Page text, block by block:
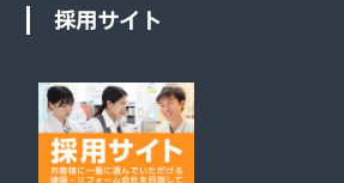
採用サイト